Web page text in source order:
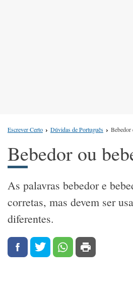
Escrever Certo Dúvidas de Português Bebedor
Bebedor ou
As palavras bebedor e
corretas, mas devem ser
diferentes.